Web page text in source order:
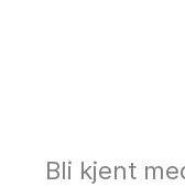
Bli kjent